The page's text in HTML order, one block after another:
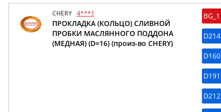
CHERY 4***1
ПРОКЛАДКА (КОЛЬЦО) СЛИВНОЙ
ПРОБКИ МАСЛЯННОГО ПОДДОНА
(МЕДНАЯ) (D=16) (произ-во CHERY)
BG_1
D214
D160
D191
D212